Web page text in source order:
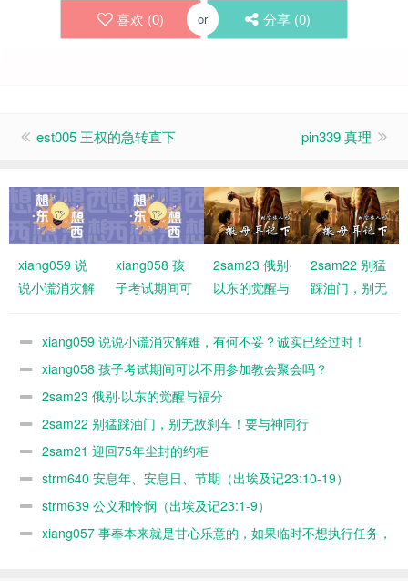
喜欢 (0) or 分享 (0)
est005 王权的急转直下 pin339 真理
xiang059 说
说小谎消灾解
妥？诚实已经
xiang058 孩
子考试期间可
会聚会吗？
2sam23 俄别·
以东的觉醒与
2sam22 别猛
踩油门，别无
神同行
xiang059 说说小谎消灾解难，有何不妥？诚实已经过时！
xiang058 孩子考试期间可以不用参加教会聚会吗？
2sam23 俄别·以东的觉醒与福分
2sam22 别猛踩油门，别无故刹车！要与神同行
2sam21 迎回75年尘封的约柜
strm640 安息年、安息日、节期（出埃及记23:10-19）
strm639 公义和怜悯（出埃及记23:1-9）
xiang057 事奉本来就是甘心乐意的，如果临时不想执行任务，